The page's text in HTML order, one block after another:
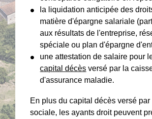
la liquidation anticipée des
matière d'épargne salariale
aux résultats de l'entreprise,
spéciale ou plan d'épargne
une attestation de salaire pour
capital décès versé par la
d'assurance maladie.
En plus du capital décès versé
sociale, les ayants droit peuvent